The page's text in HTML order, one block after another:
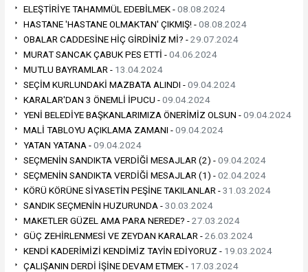
ELEŞTİRİYE TAHAMMÜL EDEBİLMEK -08.08.2024
HASTANE 'HASTANE OLMAKTAN' ÇIKMIŞ! -08.08.2024
OBALAR CADDESİNE HİÇ GİRDİNİZ Mİ? -29.07.2024
MURAT SANCAK ÇABUK PES ETTİ -04.06.2024
MUTLU BAYRAMLAR - 13.04.2024
SEÇİM KURLUNDAKİ MAZBATA ALINDI -09.04.2024
KARALAR'DAN 3 ÖNEMLİ İPUCU -09.04.2024
YENİ BELEDİYE BAŞKANLARIMIZA ÖNERİMİZ OLSUN -09.04.2024
MALİ TABLOYU AÇIKLAMA ZAMANI -09.04.2024
YATAN YATANA -09.04.2024
SEÇMENİN SANDIKTA VERDİĞİ MESAJLAR (2) -09.04.2024
SEÇMENİN SANDIKTA VERDİĞİ MESAJLAR (1) -02.04.2024
KÖRÜ KÖRÜNE SİYASETİN PEŞİNE TAKILANLAR -31.03.2024
SANDIK SEÇMENİN HUZURUNDA -30.03.2024
MAKETLER GÜZEL AMA PARA NEREDE? -27.03.2024
GÜÇ ZEHİRLENMESİ VE ZEYDAN KARALAR -26.03.2024
KENDİ KADERİMİZİ KENDİMİZ TAYİN EDİYORUZ - 19.03.2024
ÇALIŞANIN DERDİ İŞİNE DEVAM ETMEK - 17.03.2024